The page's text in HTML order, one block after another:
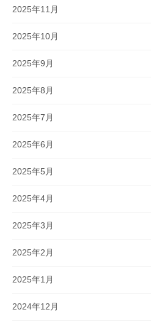
2025年11月
2025年10月
2025年9月
2025年8月
2025年7月
2025年6月
2025年5月
2025年4月
2025年3月
2025年2月
2025年1月
2024年12月